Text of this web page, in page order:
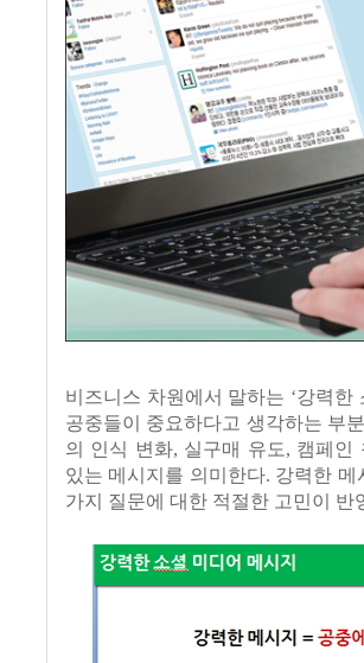
비즈니스 차원에서 말하는 ‘강력한
공중들이 중요하다고 생각하는 부
의 인식 변화, 실구매 유도, 캠페인
있는 메시지를 의미한다. 강력한 메
가지 질문에 대한 적절한 고민이 반